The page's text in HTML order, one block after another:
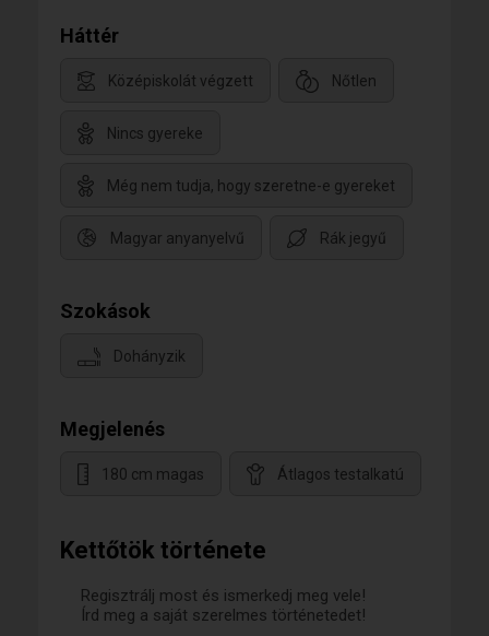
Kettőtök története
Regisztrálj most és ismerkedj meg vele!
Írd meg a saját szerelmes történetedet!
Háttér
Középiskolát végzett Nőtlen
Nincs gyereke
Még nem tudja, hogy szeretne-e gyereket
Magyar anyanyelvű Rák jegyű
Szokások
Dohányzik
Megjelenés
180 cm magas Átlagos testalkatú